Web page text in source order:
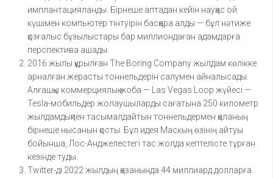
имплантацияланды. Бірнеше аптадан кейін науқас ой
күшімен компьютер тінтуірін басқара алды — бұл нәтиже
қозғалыс бұзылыстары бар миллиондаған адамдарға
перспектива ашады.
2016 жылы құрылған The Boring Company жылдам көлікке
арналған жерасты тоннельдерін салумен айналысады.
Алғашқы коммерциялық жоба — Las Vegas Loop жүйесі —
Tesla-мобильдер жолаушыларды сағатына 250 километр
жылдамдықпен тасымалдайтын тоннельдермен қаланың
бірнеше нысанын қосты. Бұл идея Маскың өзінің айтуы
бойынша, Лос-Анджелестегі тас жолда кептелісте тұрған
кезінде туды.
Twitter-ді 2022 жылдың қазанында 44 миллиард долларға